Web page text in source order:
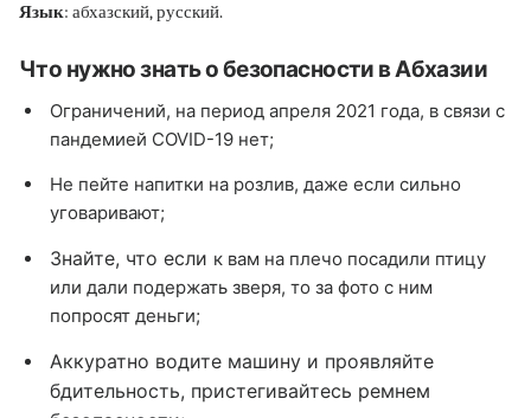
Язык: абхазский, русский.
Что нужно знать о безопасности в Абхазии
Ограничений, на период апреля 2021 года, в связи с
пандемией COVID-19 нет;
Не пейте напитки на розлив, даже если сильно
уговаривают;
Знайте, что если к вам на плечо посадили птицу
или дали подержать зверя, то за фото с ним
попросят деньги;
Аккуратно водите машину и проявляйте
бдительность, пристегивайтесь ремнем